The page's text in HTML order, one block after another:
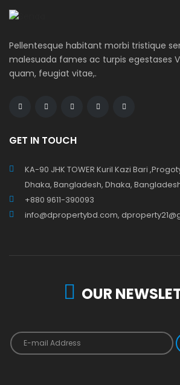
Pellentesque habitant morbi tristique
malesuada fames ac turpis egestases
quam, feugiat vitae,.
GET IN TOUCH
KA-90 JHK TOWER Kuril Kazi Bari
Dhaka, Bangladesh, Dhaka,
+880 9611-390093
info@dpropertybd.com,
OUR